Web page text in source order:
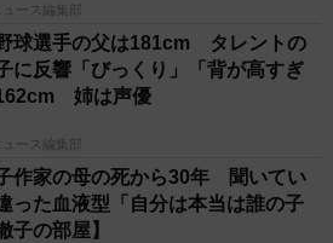
ース編集部
球選手の父は181cm タレントの
に反響「びっくり」「背が高すぎ
姉は声優
ース編集部
作家の母の死から30年 聞いてい
った血液型「自分は本当は誰の子
子の部屋】